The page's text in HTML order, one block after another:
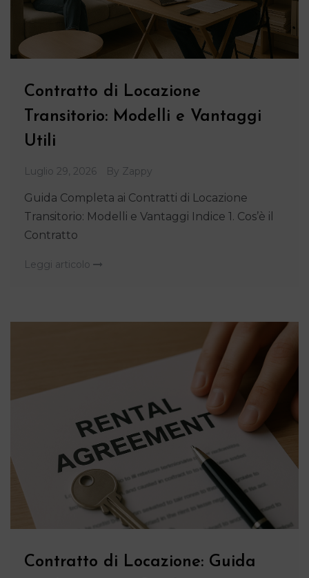
Contratto di Locazione
Transitorio: Modelli e Vantaggi
Utili
Luglio 29, 2026 By Zappy
Guida Completa ai Contratti di Locazione
Transitorio: Modelli e Vantaggi Indice 1. Cos’è il
Contratto
Leggi articolo
Contratto di Locazione: Guida